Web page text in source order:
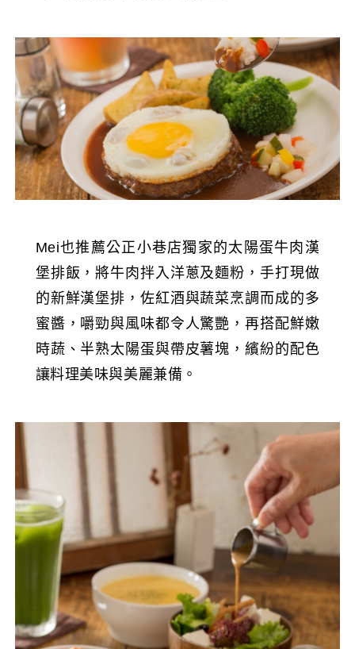
Mei也推薦公正小巷店獨家的太陽蛋牛肉漢
堡排飯，將牛肉拌入洋蔥及麵粉，手打現做
的新鮮漢堡排，佐紅酒與蔬菜烹調而成的多
蜜醬，嚼勁與風味都令人驚艷，再搭配鮮嫩
時蔬、半熟太陽蛋與帶皮薯塊，繽紛的配色
讓料理美味與美麗兼備。